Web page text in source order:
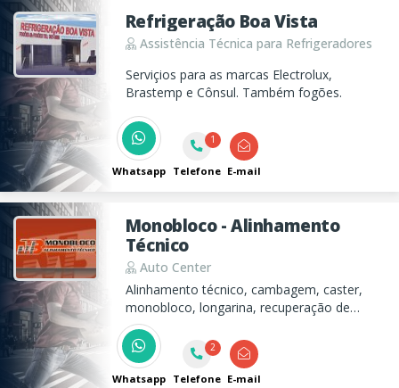
Refrigeração Boa Vista
Assistência Técnica para Refrigeradores
Serviçios para as marcas Electrolux,
Brastemp e Cônsul. Também fogões.
Whatsapp
1
Telefone E-mail
Monobloco - Alinhamento
Técnico
Auto Center
Alinhamento técnico, cambagem, caster,
monobloco, longarina, recuperação de
eixos, chassi, suspensão em geral.
Whatsapp
2
Telefone E-mail